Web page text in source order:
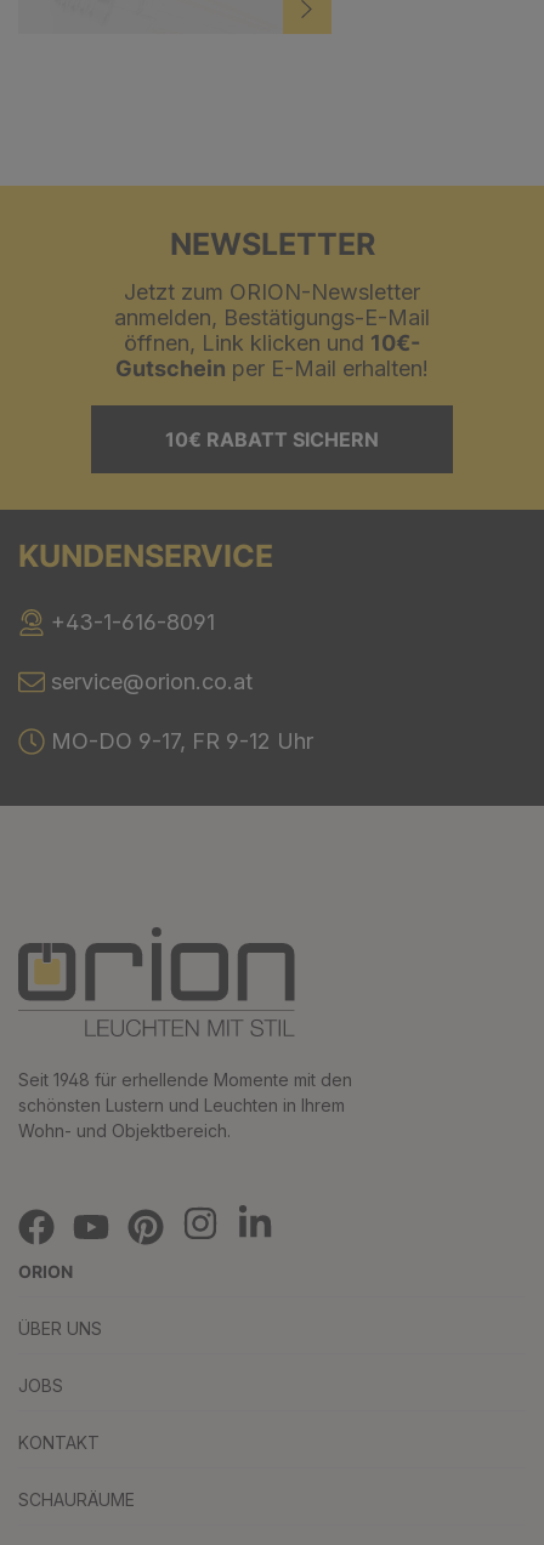
NEWSLETTER
Jetzt zum ORION-Newsletter
anmelden, Bestätigungs-E-Mail
öffnen, Link klicken und 10€-
Gutschein per E-Mail erhalten!
10€ RABATT SICHERN
KUNDENSERVICE
+43-1-616-8091
service@orion.co.at
MO-DO 9-17, FR 9-12 Uhr
Seit 1948 für erhellende Momente mit den
schönsten Lustern und Leuchten in Ihrem
Wohn- und Objektbereich.
ORION
ÜBER UNS
JOBS
KONTAKT
SCHAURÄUME